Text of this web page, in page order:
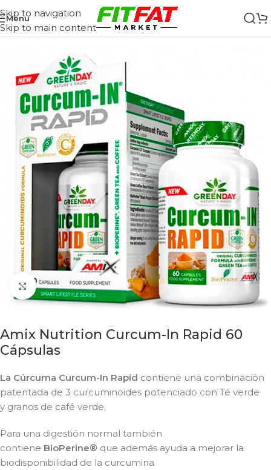
Skip to navigation
Skip to main content
Menu
Click to enlarge
Amix Nutrition Curcum-In Rapid 60
Cápsulas
La Cúrcuma Curcum-In Rapid contiene una combinación
patentada de 3 curcuminoides potenciado con Té verde
y granos de café verde.
Para una digestión normal también
contiene BioPerine® que además ayuda a mejorar la
biodisponibilidad de la curcumina